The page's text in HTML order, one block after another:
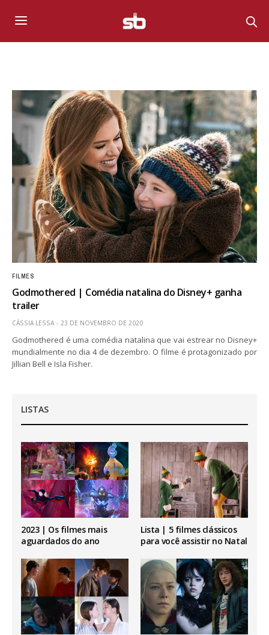
FILMES
Godmothered | Comédia natalina do Disney+ ganha
trailer
CÁSSIA LESSA 23 DE NOVEMBRO DE 2020
Godmothered é uma comédia natalina que vai estrear no Disney+
mundialmente no dia 4 de dezembro. O filme é protagonizado por
Jillian Bell e Isla Fisher.
LISTAS
2023 | Os filmes mais
aguardados do ano
Lista | 5 filmes clássicos
para você assistir no Natal